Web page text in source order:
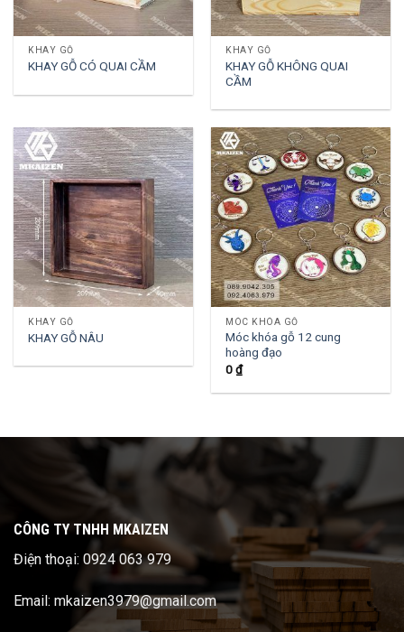
KHAY GỖ
KHAY GỖ CÓ QUAI CẦM
KHAY GỖ
KHAY GỖ KHÔNG QUAI
CẦM
KHAY GỖ
KHAY GỖ NÂU
MÓC KHÓA GỖ
Móc khóa gỗ 12 cung
hoàng đạo
0₫
CÔNG TY TNHH MKAIZEN
Điện thoại: 0924 063 979
Email: mkaizen3979@gmail.com